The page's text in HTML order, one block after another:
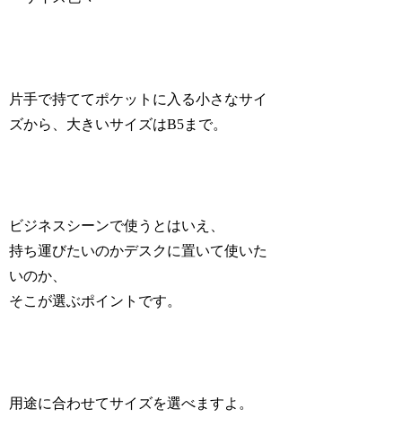
片手で持ててポケットに入る小さなサイ
ズから、大きいサイズはB5まで。
ビジネスシーンで使うとはいえ、
持ち運びたいのかデスクに置いて使いた
いのか、
そこが選ぶポイントです。
用途に合わせてサイズを選べますよ。